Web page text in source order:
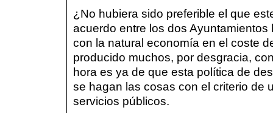
¿No hubiera sido preferible el que
acuerdo entre los dos
con la natural economía en el coste
producido muchos, por desgracia,
hora es ya de que esta política de
se hagan las cosas con el criterio de
servicios públicos.